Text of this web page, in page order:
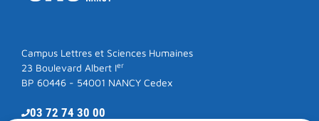
Campus Lettres et Sciences Humaines
23 Boulevard Albert Ier
BP 60446 - 54001 NANCY Cedex
03 72 74 30 00